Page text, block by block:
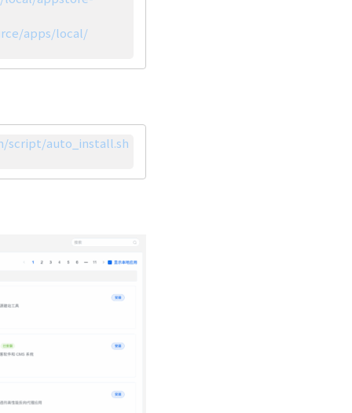
apps/local/
script/auto_install.sh